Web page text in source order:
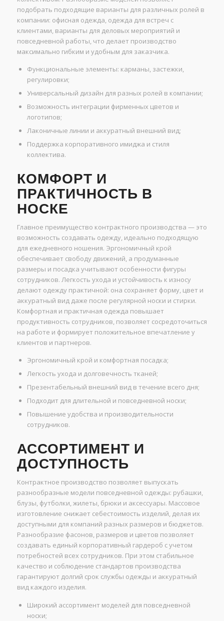
подобрать подходящие варианты для различных ролей в
компании: офисная одежда, одежда для встреч с
клиентами, варианты для деловых мероприятий и
повседневной работы, что делает производство
максимально гибким и удобным для заказчика.
Функциональные элементы: карманы, застежки,
регулировки;
Универсальный дизайн для разных ролей в компании;
Возможность интеграции фирменных цветов и
логотипов;
Лаконичные линии и аккуратный внешний вид;
Поддержка корпоративного имиджа и стиля
коллектива.
КОМФОРТ И
ПРАКТИЧНОСТЬ В
НОСКЕ
Главное преимущество контрактного производства — это
возможность создавать одежду, идеально подходящую
для ежедневного ношения. Эргономичный крой
обеспечивает свободу движений, а продуманные
размеры и посадка учитывают особенности фигуры
сотрудников. Легкость ухода и устойчивость к износу
делают одежду практичной: она сохраняет форму, цвет и
аккуратный вид даже после регулярной носки и стирки.
Комфортная и практичная одежда повышает
продуктивность сотрудников, позволяет сосредоточиться
на работе и формирует положительное впечатление у
клиентов и партнеров.
Эргономичный крой и комфортная посадка;
Легкость ухода и долговечность тканей;
Презентабельный внешний вид в течение всего дня;
Подходит для длительной и повседневной носки;
Повышение удобства и производительности
сотрудников.
АССОРТИМЕНТ И
ДОСТУПНОСТЬ
Контрактное производство позволяет выпускать
разнообразные модели повседневной одежды: рубашки,
блузы, футболки, жилеты, брюки и аксессуары. Массовое
изготовление снижает себестоимость изделий, делая их
доступными для компаний разных размеров и бюджетов.
Разнообразие фасонов, размеров и цветов позволяет
создавать единый корпоративный гардероб с учетом
потребностей всех сотрудников. При этом стабильное
качество и соблюдение стандартов производства
гарантируют долгий срок службы одежды и аккуратный
вид каждого изделия.
Широкий ассортимент моделей для повседневной
носки;